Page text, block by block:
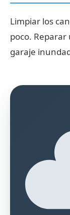
Limpiar los
poco.
garaje